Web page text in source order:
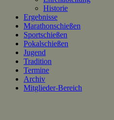
Historie
Ergebnisse
Marathonschießen
Sportschießen
Pokalschießen
Jugend
Tradition
Termine
Archiv
Mitglieder-Bereich